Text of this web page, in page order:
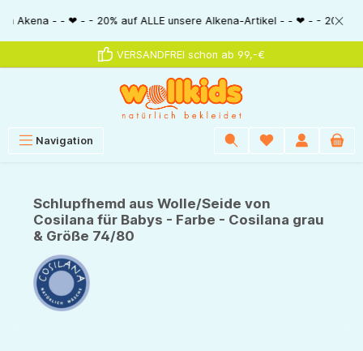
springen
- - ❤ - - 20% auf ALLE unsere Alkena-Artikel - - ❤ - - 20% NUR
VERSANDFREI schon ab 99,-€
Navigation
Schlupfhemd aus Wolle/Seide von
Cosilana für Babys - Farbe - Cosilana grau
& Größe 74/80